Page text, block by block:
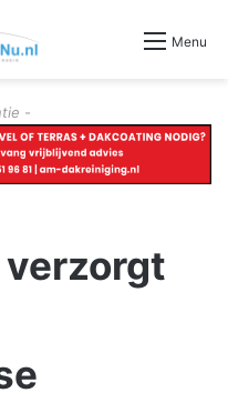
Menu
-
verzorgt